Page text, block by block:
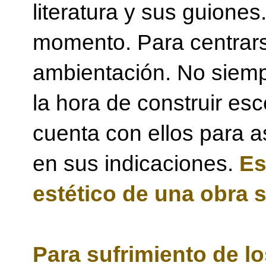
literatura y sus
momento. Para
ambientación. No
la hora de construir
cuenta con ellos para
en sus indicaciones.
estético de una obra
Para sufrimiento de